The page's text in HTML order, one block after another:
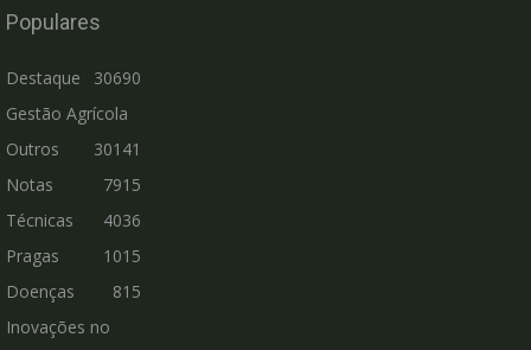
Populares
Destaque
30690
Gestão Agrícola
30141
Outros
7915
Notas
Técnicas
4036
Pragas
1015
Doenças
815
Inovações no